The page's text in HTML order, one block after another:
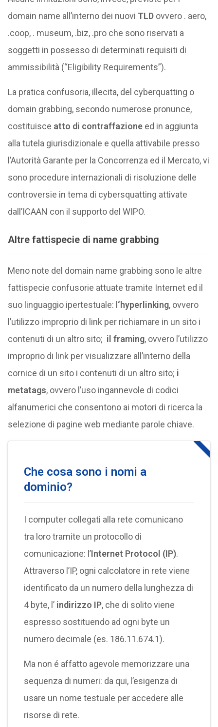
domain name all’interno dei nuovi TLDovvero . aero,
.coop, . museum, .biz, .pro che sono riservati a
soggetti in possesso di determinati requisiti di
ammissibilità (“Eligibility Requirements”).
La pratica confusoria, illecita, del cyberquatting o
domain grabbing, secondo numerose pronunce,
costituisce atto di contraffazioneed in aggiunta
alla tutela giurisdizionale e quella attivabile presso
l’Autorità Garante per la Concorrenza ed il Mercato, vi
sono procedure internazionali di risoluzione delle
controversie in tema di cybersquatting attivate
dall’ICAAN con il supporto del WIPO.
Altre fattispecie di name grabbing
Meno note del domain name grabbing sono le altre
fattispecie confusorie attuate tramite Internet ed il
suo linguaggio ipertestuale: l ‘hyperlinking, ovvero
l’utilizzo improprio di link per richiamare in un sito i
contenuti di un altro sito; il framing, ovvero l’utilizzo
improprio di link per visualizzare all’interno della
cornice di un sito i contenuti di un altro sito; i
metatags, ovvero l’uso ingannevole di codici
alfanumerici che consentono ai motori di ricerca la
selezione di pagine web mediante parole chiave.
Che cosa sono i nomi a
dominio?
I computer collegati alla rete comunicano
tra loro tramite un protocollo di
comunicazione: l’Internet Protocol (IP).
Attraverso l’IP, ogni calcolatore in rete viene
identificato da un numero della lunghezza di
4 byte, l’ indirizzo IP, che di solito viene
espresso sostituendo ad ogni byte un
numero decimale (es. 186.11.674.1).
Ma non é affatto agevole memorizzare una
sequenza di numeri: da qui, l’esigenza di
usare un nome testuale per accedere alle
risorse di rete.